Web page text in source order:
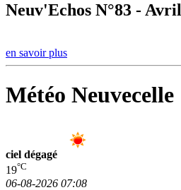
Neuv'Echos N°83 -
en savoir plus
Météo Neuvecelle
ciel dégagé
19°C
06-08-2026 07:08